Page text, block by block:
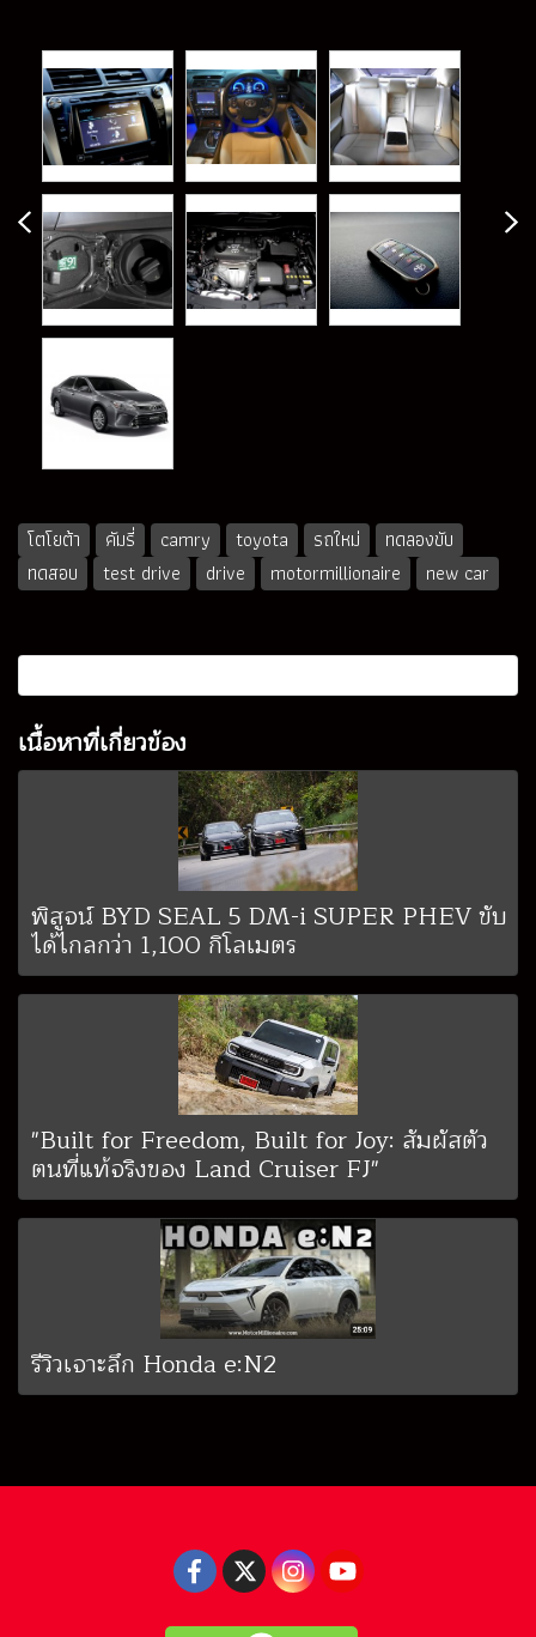
โตโยต้า คัมรี่ camry toyota รถใหม่
ทดลองขับ
ทดสอบ
test drive drive motormillionaire new car
เนื้อหาที่เกี่ยวข้อง
พิสูจน์ BYD SEAL 5 DM-i SUPER PHEV ขับ
ได้ไกลกว่า 1,100 กิโลเมตร
"Built for Freedom, Built for Joy: สัมผัสตัว
ตนที่แท้จริงของ Land Cruiser FJ"
รีวิวเจาะลึก Honda e:N2